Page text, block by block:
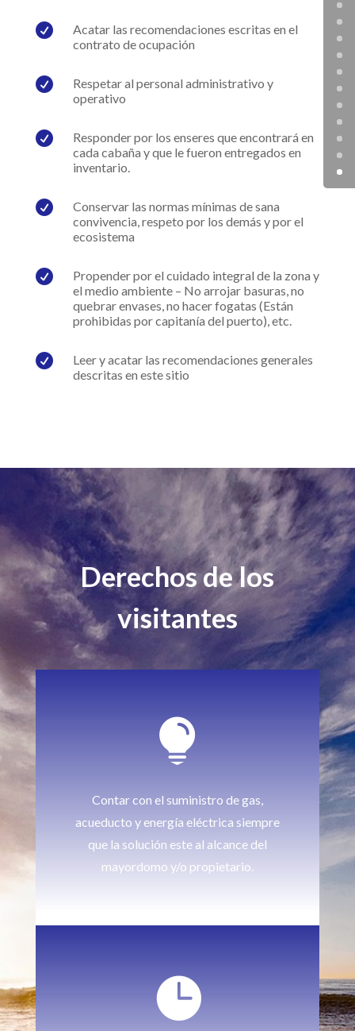

Acatar las recomendaciones escritas en el
contrato de ocupación

Respetar al personal administrativo y
operativo

Responder por los enseres que encontrará en
cada cabaña y que le fueron entregados en
inventario.

Conservar las normas mínimas de sana
convivencia, respeto por los demás y por el
ecosistema

Propender por el cuidado integral de la zona y
el medio ambiente – No arrojar basuras, no
quebrar envases, no hacer fogatas (Están
prohibidas por capitanía del puerto), etc.

Leer y acatar las recomendaciones generales
descritas en este sitio
Derechos de los
visitantes

Contar con el suministro de gas,
acueducto y energía eléctrica siempre
que la solución este al alcance del
mayordomo y/o propietario.
